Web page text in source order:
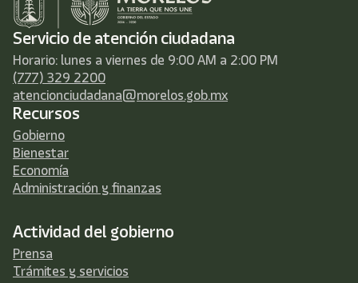
Servicio de atención ciudadana
Horario: lunes a viernes de 9:00 AM a 2:00 PM
(777) 329 2200
atencionciudadana@morelos.gob.mx
Recursos
Gobierno
Bienestar
Economía
Administración y finanzas
Actividad del gobierno
Prensa
Trámites y servicios